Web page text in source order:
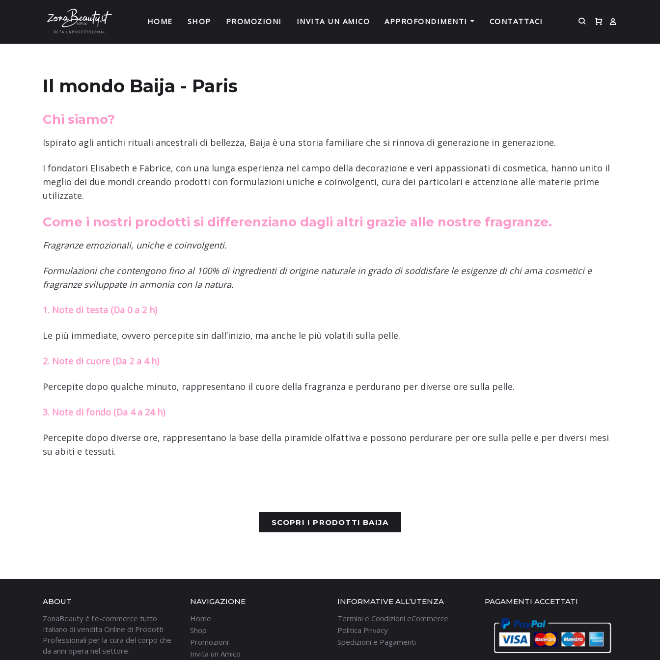
HOME SHOP PROMOZIONI INVITA UN AMICO APPROFONDIMENTI CONTATTACI
Il mondo Baija - Paris
Chi siamo?
Ispirato agli antichi rituali ancestrali di bellezza, Baija è una storia familiare che si rinnova di generazione in generazione.
I fondatori Elisabeth e Fabrice, con una lunga esperienza nel campo della decorazione e veri appassionati di cosmetica, hanno unito il
meglio dei due mondi creando prodotti con formulazioni uniche e coinvolgenti, cura dei particolari e attenzione alle materie prime
utilizzate.
Come i nostri prodotti si differenziano dagli altri grazie alle nostre fragranze.
Fragranze emozionali, uniche e coinvolgenti.
Formulazioni che contengono fino al 100% di ingredienti di origine naturale in grado di soddisfare le esigenze di chi ama cosmetici e
fragranze sviluppate in armonia con la natura.
1. Note di testa (Da 0 a 2 h)
Le più immediate, ovvero percepite sin dall’inizio, ma anche le più volatili sulla pelle.
2. Note di cuore (Da 2 a 4 h)
Percepite dopo qualche minuto, rappresentano il cuore della fragranza e perdurano per diverse ore sulla pelle.
3. Note di fondo (Da 4 a 24 h)
Percepite dopo diverse ore, rappresentano la base della piramide olfattiva e possono perdurare per ore sulla pelle e per diversi mesi
su abiti e tessuti.
SCOPRI I PRODOTTI BAIJA
ABOUT
ZonaBeauty è l’e-commerce tutto
Italiano di vendita Online di Prodotti
Professionali per la cura del corpo che
da anni opera nel settore.
NAVIGAZIONE
Home
Shop
Promozioni
Invita un Amico
INFORMATIVE ALL’UTENZA
Termini e Condizioni eCommerce
Politica Privacy
Spedizioni e Pagamenti
PAGAMENTI ACCETTATI